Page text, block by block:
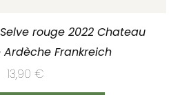
rouge 2022 Chateau
Ardèche Frankreich
13,90 €